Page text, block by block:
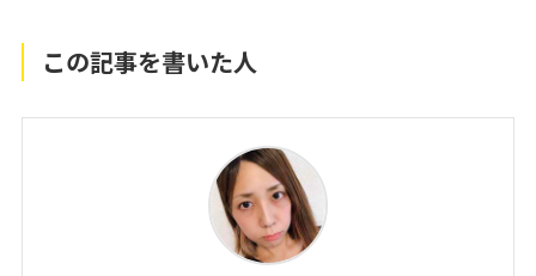
この記事を書いた人